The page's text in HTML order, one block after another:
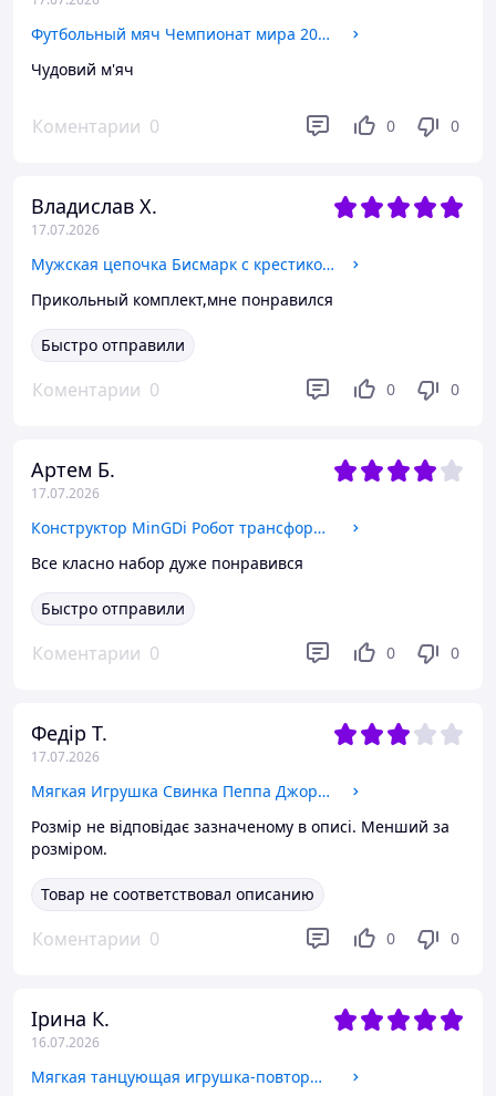
Футбольный мяч Чемпионат мира 2026 Бесшовный размер 5
Чудовий м'яч
Коментарии 0 0 0
Владислав Х.
17.07.2026
Мужская цепочка Бисмарк с крестиком Распятие покрытие серебро 4 мм 50 60 см ювелирный сплав 60
Прикольный комплект,мне понравился
Быстро отправили
Коментарии 0 0 0
Артем Б.
17.07.2026
Конструктор MinGDi Робот трансформер Бамблби Minitransformer Bumblebee На Радиоуправлении (442 деталей) 8733
Все класно набор дуже понравився
Быстро отправили
Коментарии 0 0 0
Федір Т.
17.07.2026
Мягкая Игрушка Свинка Пеппа Джордж 28см
Розмір не відповідає зазначеному в описі. Менший за
розміром.
Товар не соответствовал описанию
Коментарии 0 0 0
Ірина К.
16.07.2026
Мягкая танцующая игрушка-повторюшка Стич 20 см интерактивная игрушка повторяет голос